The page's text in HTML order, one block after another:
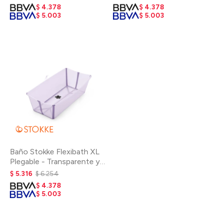
$ 4.378
$ 5.003
$ 4.378
$ 5.003
Baño Stokke Flexibath XL
Plegable - Transparente y
Lavanda
$ 5.316 $6.254
$ 4.378
$ 5.003